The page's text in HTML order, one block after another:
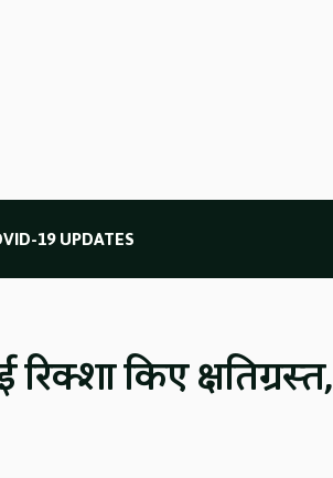
19 UPDATES
किए क्षतिग्रस्त,